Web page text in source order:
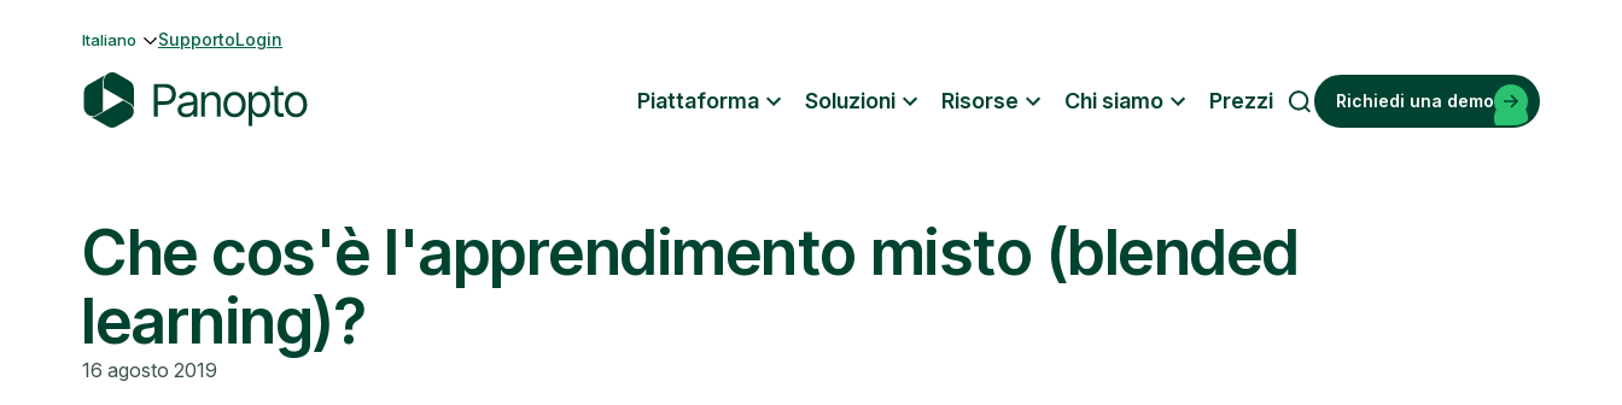
contenuto
Italiano SupportoLogin
o
p
t
Piattaforma Soluzioni Risorse Chi siamo Prezzi
R
Richiedi una demo
Che cos'è l'apprendimento misto (blended
learning)?
16 agosto 2019